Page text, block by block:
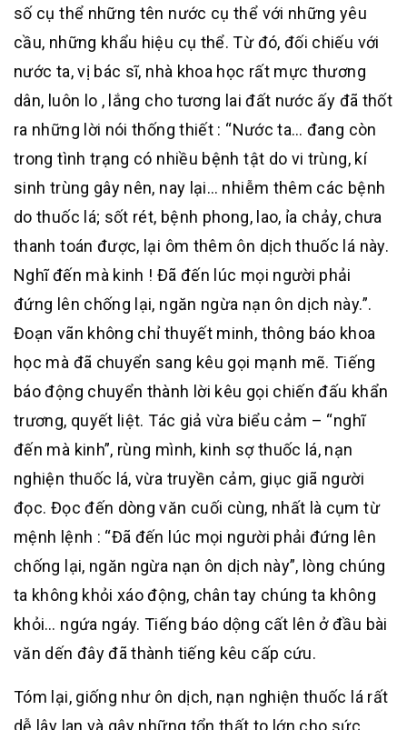
số cụ thể những tên nước cụ thể với những yêu
cầu, những khẩu hiệu cụ thể. Từ đó, đối chiếu với
nước ta, vị bác sĩ, nhà khoa học rất mực thương
dân, luôn lo , lắng cho tương lai đất nước ấy đã thốt
ra những lời nói thống thiết : “Nước ta… đang còn
trong tình trạng có nhiều bệnh tật do vi trùng, kí
sinh trùng gây nên, nay lại… nhiễm thêm các bệnh
do thuốc lá; sốt rét, bệnh phong, lao, ỉa chảy, chưa
thanh toán được, lại ôm thêm ôn dịch thuốc lá này.
Nghĩ đến mà kinh ! Đã đến lúc mọi người phải
đứng lên chống lại, ngăn ngừa nạn ôn dịch này.”.
Đoạn vãn không chỉ thuyết minh, thông báo khoa
học mà đã chuyển sang kêu gọi mạnh mẽ. Tiếng
báo động chuyển thành lời kêu gọi chiến đấu khẩn
trương, quyết liệt. Tác giả vừa biểu cảm – “nghĩ
đến mà kinh”, rùng mình, kinh sợ thuốc lá, nạn
nghiện thuốc lá, vừa truyền cảm, giục giã người
đọc. Đọc đến dòng văn cuối cùng, nhất là cụm từ
mệnh lệnh : “Đã đến lúc mọi người phải đứng lên
chống lại, ngăn ngừa nạn ôn dịch này”, lòng chúng
ta không khỏi xáo động, chân tay chúng ta không
khỏi… ngứa ngáy. Tiếng báo dộng cất lên ở đầu bài
văn dến đây đã thành tiếng kêu cấp cứu.
Tóm lại, giống như ôn dịch, nạn nghiện thuốc lá rất
dễ lây lan và gây những tổn thất to lớn cho sức